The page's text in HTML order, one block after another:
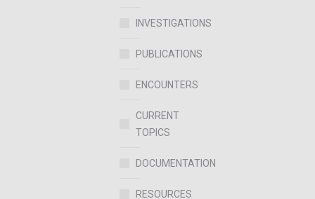
INVESTIGATIONS
PUBLICATIONS
ENCOUNTERS
CURRENT
TOPICS
DOCUMENTATION
RESOURCES